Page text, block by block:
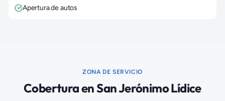
Apertura de autos
ZONA DE SERVICIO
Cobertura enSan Jerónimo Lídice